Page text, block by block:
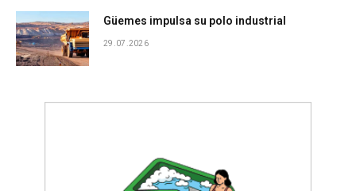
Güemes impulsa su polo industrial
29.07.2026